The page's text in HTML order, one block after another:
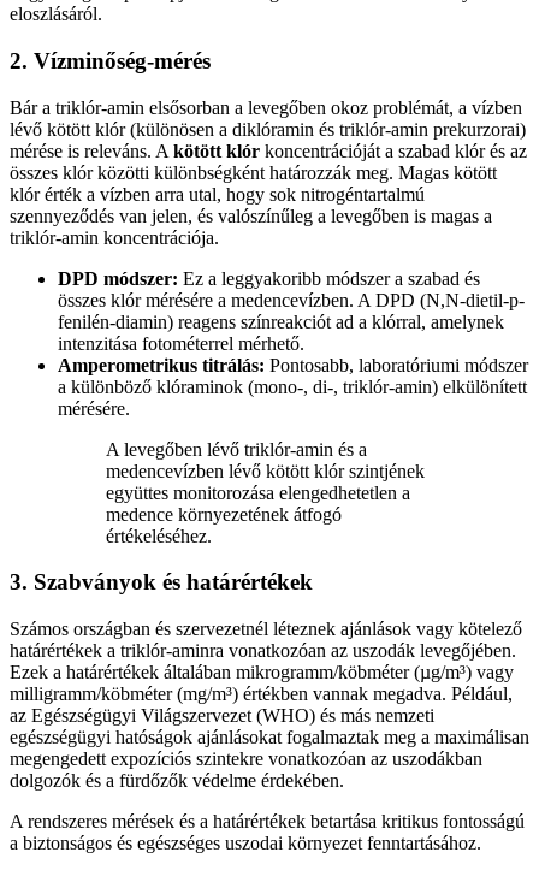
eloszlásáról.
2. Vízminőség-mérés
Bár a triklór-amin elsősorban a levegőben okoz problémát, a vízben
lévő kötött klór (különösen a diklóramin és triklór-amin prekurzorai)
mérése is releváns. A kötött klór koncentrációját a szabad klór és az
összes klór közötti különbségként határozzák meg. Magas kötött
klór érték a vízben arra utal, hogy sok nitrogéntartalmú
szennyeződés van jelen, és valószínűleg a levegőben is magas a
triklór-amin koncentrációja.
DPD módszer: Ez a leggyakoribb módszer a szabad és
összes klór mérésére a medencevízben. A DPD (N,N-dietil-p-
fenilén-diamin) reagens színreakciót ad a klórral, amelynek
intenzitása fotométerrel mérhető.
Amperometrikus titrálás: Pontosabb, laboratóriumi módszer
a különböző klóraminok (mono-, di-, triklór-amin) elkülönített
mérésére.
A levegőben lévő triklór-amin és a
medencevízben lévő kötött klór szintjének
együttes monitorozása elengedhetetlen a
medence környezetének átfogó
értékeléséhez.
3. Szabványok és határértékek
Számos országban és szervezetnél léteznek ajánlások vagy kötelező
határértékek a triklór-aminra vonatkozóan az uszodák levegőjében.
Ezek a határértékek általában mikrogramm/köbméter (µg/m³) vagy
milligramm/köbméter (mg/m³) értékben vannak megadva. Például,
az Egészségügyi Világszervezet (WHO) és más nemzeti
egészségügyi hatóságok ajánlásokat fogalmaztak meg a maximálisan
megengedett expozíciós szintekre vonatkozóan az uszodákban
dolgozók és a fürdőzők védelme érdekében.
A rendszeres mérések és a határértékek betartása kritikus fontosságú
a biztonságos és egészséges uszodai környezet fenntartásához.